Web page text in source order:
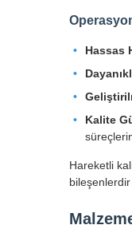
Hassas
Kalite
Hareketli